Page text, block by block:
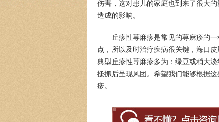
伤害，这对患儿的家庭也到来了很大
造成的影响。
丘疹性荨麻疹是常见的荨麻疹的
点，所以及时治疗疾病很关键，海口
典型丘疹性荨麻疹多为：绿豆或稍大
搔抓后呈现风团。希望我们能够根据
疹。